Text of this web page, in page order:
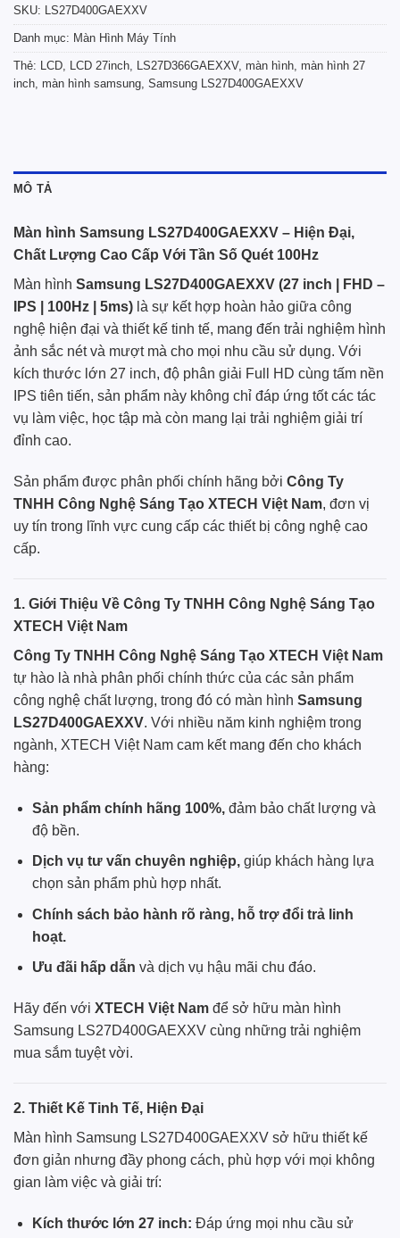
SKU: LS27D400GAEXXV
Danh mục: Màn Hình Máy Tính
Thẻ: LCD, LCD 27inch, LS27D366GAEXXV, màn hình, màn hình 27
inch, màn hình samsung, Samsung LS27D400GAEXXV
MÔ TẢ
Màn hình Samsung LS27D400GAEXXV – Hiện Đại,
Chất Lượng Cao Cấp Với Tần Số Quét 100Hz
Màn hình Samsung LS27D400GAEXXV (27 inch | FHD –
IPS | 100Hz | 5ms) là sự kết hợp hoàn hảo giữa công
nghệ hiện đại và thiết kế tinh tế, mang đến trải nghiệm hình
ảnh sắc nét và mượt mà cho mọi nhu cầu sử dụng. Với
kích thước lớn 27 inch, độ phân giải Full HD cùng tấm nền
IPS tiên tiến, sản phẩm này không chỉ đáp ứng tốt các tác
vụ làm việc, học tập mà còn mang lại trải nghiệm giải trí
đỉnh cao.
Sản phẩm được phân phối chính hãng bởi Công Ty
TNHH Công Nghệ Sáng Tạo XTECH Việt Nam, đơn vị
uy tín trong lĩnh vực cung cấp các thiết bị công nghệ cao
cấp.
1. Giới Thiệu Về Công Ty TNHH Công Nghệ Sáng Tạo
XTECH Việt Nam
Công Ty TNHH Công Nghệ Sáng Tạo XTECH Việt Nam
tự hào là nhà phân phối chính thức của các sản phẩm
công nghệ chất lượng, trong đó có màn hình Samsung
LS27D400GAEXXV. Với nhiều năm kinh nghiệm trong
ngành, XTECH Việt Nam cam kết mang đến cho khách
hàng:
Sản phẩm chính hãng 100%,đảm bảo chất lượng và
độ bền.
Dịch vụ tư vấn chuyên nghiệp,giúp khách hàng lựa
chọn sản phẩm phù hợp nhất.
Chính sách bảo hành rõ ràng, hỗ trợ đổi trả linh
hoạt.
Ưu đãi hấp dẫn và dịch vụ hậu mãi chu đáo.
Hãy đến với XTECH Việt Nam để sở hữu màn hình
Samsung LS27D400GAEXXV cùng những trải nghiệm
mua sắm tuyệt vời.
2. Thiết Kế Tinh Tế, Hiện Đại
Màn hình Samsung LS27D400GAEXXV sở hữu thiết kế
đơn giản nhưng đầy phong cách, phù hợp với mọi không
gian làm việc và giải trí:
Kích thước lớn 27 inch: Đáp ứng mọi nhu cầu sử